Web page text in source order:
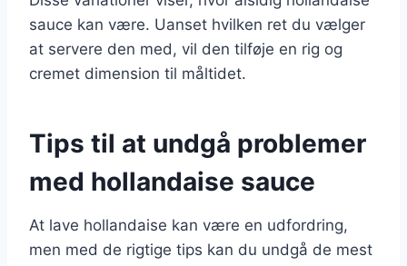
sauce kan være. Uanset hvilken ret du vælger
at servere den med, vil den tilføje en rig og
cremet dimension til måltidet.
Tips til at undgå problemer
med hollandaise sauce
At lave hollandaise kan være en udfordring,
men med de rigtige tips kan du undgå de mest